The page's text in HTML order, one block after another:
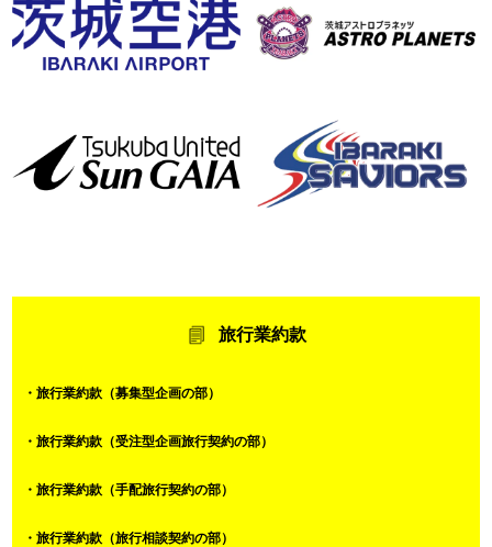
旅行業約款
・旅行業約款（募集型企画の部）
・旅行業約款（受注型企画旅行契約の部）
・旅行業約款（手配旅行契約の部）
・旅行業約款（旅行相談契約の部）